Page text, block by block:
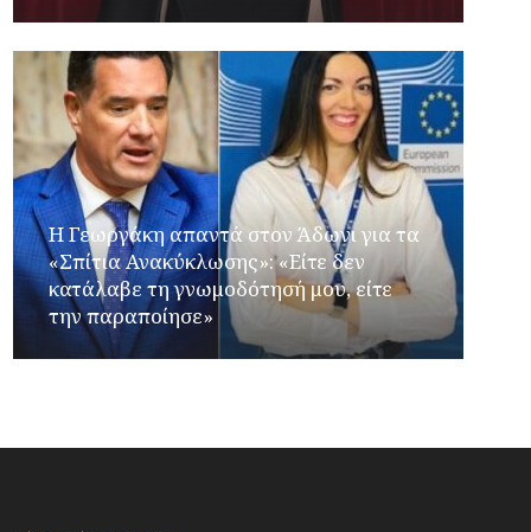
Η Γεωργάκη απαντά στον Άδωνι για τα
«Σπίτια Ανακύκλωσης»: «Είτε δεν
κατάλαβε τη γνωμοδότησή μου, είτε
την παραποίησε»